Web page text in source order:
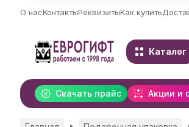
О насКонтактыРеквизитыКак купить
Каталог
Скачать прайс Акции и